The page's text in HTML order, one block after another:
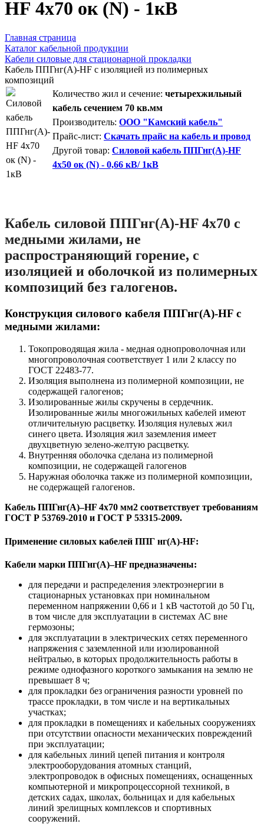
HF 4х70 ок (N) - 1кВ
Главная страница
Каталог кабельной продукции
Кабели силовые для стационарной прокладки
Кабель ППГнг(А)-HF с изоляцией из полимерных
композиций
Количество жил и сечение: четырехжильный
кабель сечением 70 кв.мм
Производитель: ООО "Камский кабель"
Прайс-лист: Скачать прайс на кабель и провод
Другой товар: Силовой кабель ППГнг(А)-HF
4х50 ок (N) - 0,66 кВ/ 1кВ
Кабель силовой ППГнг(А)-HF 4х70 с
медными жилами, не
распространяющий горение, с
изоляцией и оболочкой из полимерных
композиций без галогенов.
Конструкция силового кабеля ППГнг(А)-HF с
медными жилами:
Токопроводящая жила - медная однопроволочная или
многопроволочная соответствует 1 или 2 классу по
ГОСТ 22483-77.
Изоляция выполнена из полимерной композиции, не
содержащей галогенов;
Изолированные жилы скручены в сердечник.
Изолированные жилы многожильных кабелей имеют
отличительную расцветку. Изоляция нулевых жил
синего цвета. Изоляция жил заземления имеет
двухцветную зелено-желтую расцветку.
Внутренняя оболочка сделана из полимерной
композиции, не содержащей галогенов
Наружная оболочка также из полимерной композиции,
не содержащей галогенов.
Кабель ППГнг(А)–HF 4х70 мм2 соответствует требованиям
ГОСТ Р 53769-2010 и ГОСТ Р 53315-2009.
Применение силовых кабелей ППГ нг(А)-HF:
Кабели марки ППГнг(А)–HF предназначены:
для передачи и распределения электроэнергии в
стационарных установках при номинальном
переменном напряжении 0,66 и 1 кВ частотой до 50 Гц,
в том числе для эксплуатации в системах АС вне
гермозоны;
для эксплуатации в электрических сетях переменного
напряжения с заземленной или изолированной
нейтралью, в которых продолжительность работы в
режиме однофазного короткого замыкания на землю не
превышает 8 ч;
для прокладки без ограничения разности уровней по
трассе прокладки, в том числе и на вертикальных
участках;
для прокладки в помещениях и кабельных сооружениях
при отсутствии опасности механических повреждений
при эксплуатации;
для кабельных линий цепей питания и контроля
электрооборудования атомных станций,
электропроводок в офисных помещениях, оснащенных
компьютерной и микропроцессорной техникой, в
детских садах, школах, больницах и для кабельных
линий зрелищных комплексов и спортивных
сооружений.